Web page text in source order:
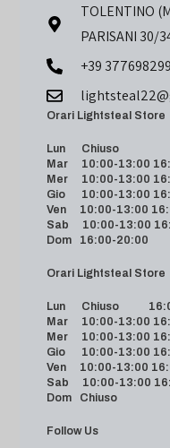
TOLENTINO
PARISANI 30/
+39
Orari
Lun Chiuso
Mar 10:00-13:00
Mer 10:00-13:00
Gio 10:00-13:00
Ven 10:00-13:00
Sab 10:00-13:00
Dom 16:00-20:00
Orari
Lun Chiuso
Mar 10:00-13:00
Mer 10:00-13:00
Gio 10:00-13:00
Ven 10:00-13:00
Sab 10:00-13:00
Dom Chiuso
Follow Us